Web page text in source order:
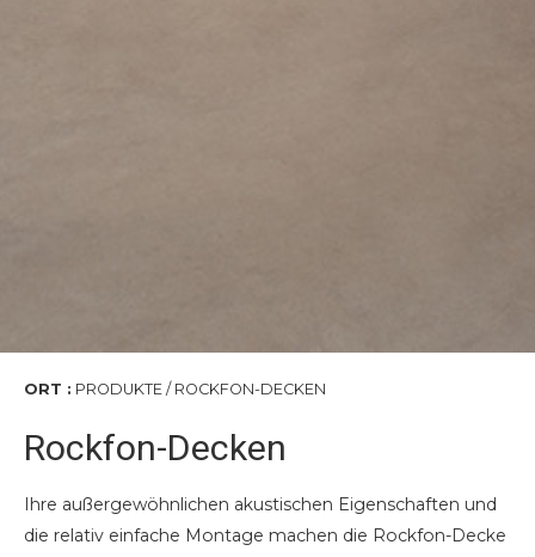
ORT : PRODUKTE / ROCKFON-DECKEN
Rockfon-Decken
Ihre außergewöhnlichen akustischen Eigenschaften und
die relativ einfache Montage machen die Rockfon-Decke